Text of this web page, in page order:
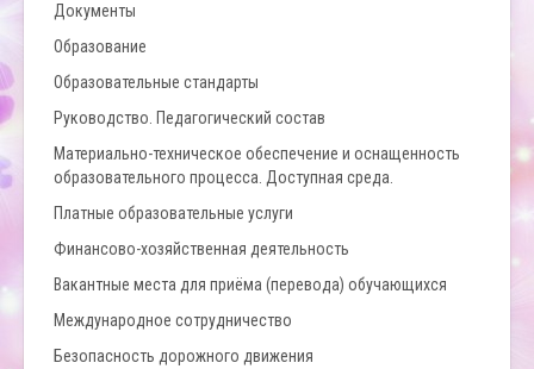
Документы
Образование
Образовательные стандарты
Руководство. Педагогический состав
Материально-техническое обеспечение и оснащенность
образовательного процесса. Доступная среда.
Платные образовательные услуги
Финансово-хозяйственная деятельность
Вакантные места для приёма (перевода) обучающихся
Международное сотрудничество
Безопасность дорожного движения